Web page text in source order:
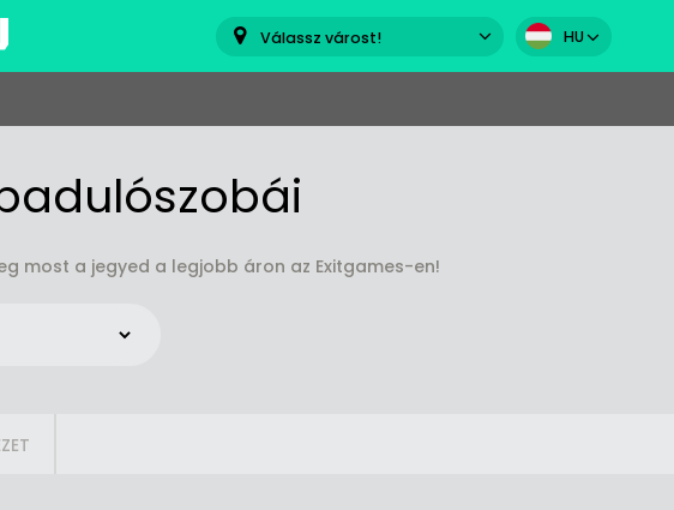
Válassz várost! HU
most a jegyed a legjobb áron az Exitgames-en!